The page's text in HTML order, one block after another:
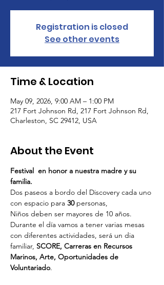
Registration is closed
See other events
Time & Location
May 09, 2026, 9:00 AM – 1:00 PM
217 Fort Johnson Rd, 217 Fort Johnson Rd,
Charleston, SC 29412, USA
About the Event
Festival  en honor a nuestra madre y su
familia.
Dos paseos a bordo del Discovery cada uno
con espacio para 30 personas,
Niños deben ser mayores de 10 años.
Durante el día vamos a tener varias mesas
con diferentes actividades, será un dia
familiar, SCORE, Carreras en Recursos
Marinos, Arte, Oportunidades de
Voluntariado.